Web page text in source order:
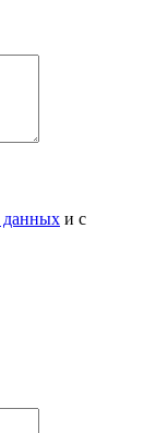
данных и с